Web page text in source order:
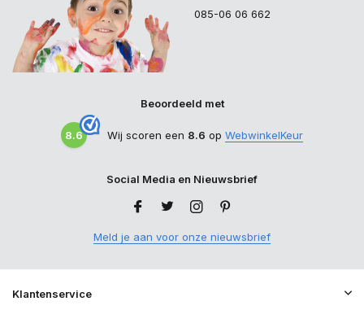
085-06 06 662
Beoordeeld met
8.6 Wij scoren een 8.6 op WebwinkelKeur
Social Media en Nieuwsbrief
Meld je aan voor onze nieuwsbrief
Klantenservice